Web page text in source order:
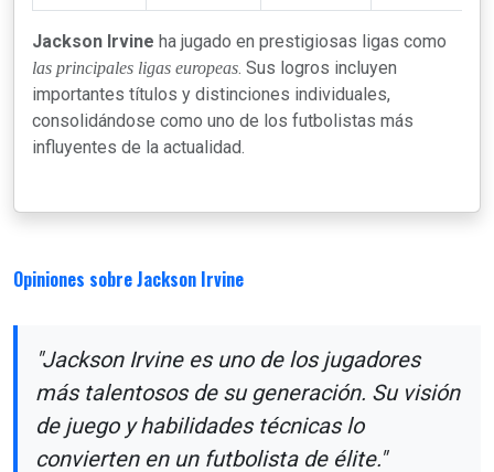
Jackson Irvine ha jugado en prestigiosas ligas como
las principales ligas europeas. Sus logros incluyen
importantes títulos y distinciones individuales,
consolidándose como uno de los futbolistas más
influyentes de la actualidad.
Opiniones sobre Jackson Irvine
"Jackson Irvine es uno de los jugadores
más talentosos de su generación. Su visión
de juego y habilidades técnicas lo
convierten en un futbolista de élite."